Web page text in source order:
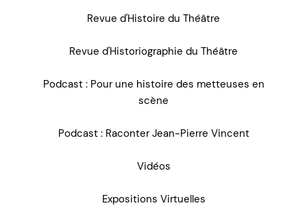
Revue d'Histoire du Théâtre
Revue d'Historiographie du Théâtre
Podcast : Pour une histoire des metteuses en
scène
Podcast : Raconter Jean-Pierre Vincent
Vidéos
Expositions Virtuelles